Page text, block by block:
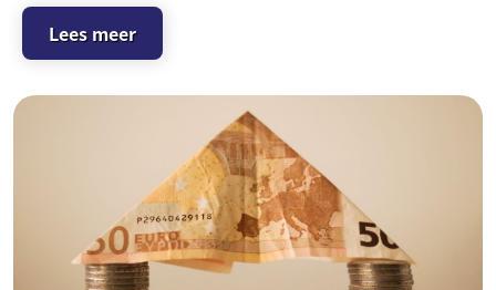
Lees meer